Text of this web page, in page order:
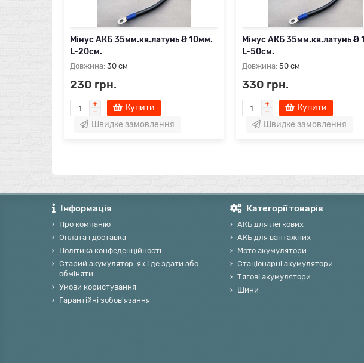
Мінус АКБ 35мм.кв.латунь Ø 10мм.
L-20см.
Довжина: 30 см
230 грн.
Купити
Швидке замовлення
Мінус АКБ 35мм.кв.латунь Ø
L-50см.
Довжина: 50 см
330 грн.
Купити
Швидке замовлення
Інформація
Про компанію
Оплата і доставка
Політика конфеденційності
Старий акумулятор: як і де здати або
обміняти
Умови користування
Гарантійні зобов'язання
Категорії товарів
АКБ для легкових
АКБ для вантажних
Мото акумулятори
Стаціонарні акумулятори
Тягові акумулятори
Шини